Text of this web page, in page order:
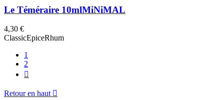
Le Téméraire 10mlMiNiMAL
4,30 €
ClassicEpiceRhum
1
2

Retour en haut 